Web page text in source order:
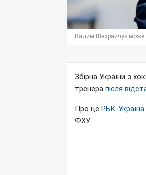
Вадим Шахрайчук може
Збірна України з
тренера після
Про це РБК-Україна
ФХУ.